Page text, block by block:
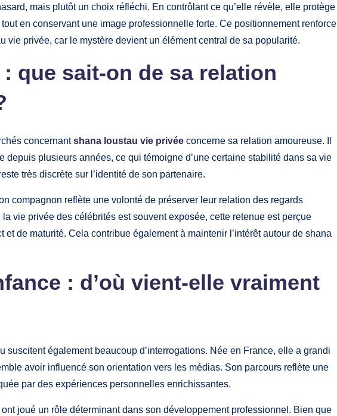
mais plutôt un choix réfléchi. En contrôlant ce qu’elle révèle, elle protège
en conservant une image professionnelle forte. Ce positionnement renforce
vie privée, car le mystère devient un élément central de sa popularité.
que sait-on de sa relation
concernantshana loustau vie privée concerne sa relation amoureuse. Il
depuis plusieurs années, ce qui témoigne d’une certaine stabilité dans sa vie
très discrète sur l’identité de son partenaire.
compagnon reflète une volonté de préserver leur relation des regards
vie privée des célébrités est souvent exposée, cette retenue est perçue
et de maturité. Cela contribue également à maintenir l’intérêt autour de shana
: d’où vient-elle vraiment
suscitent également beaucoup d’interrogations. Née en France, elle a grandi
avoir influencé son orientation vers les médias. Son parcours reflète une
par des expériences personnelles enrichissantes.
joué un rôle déterminant dans son développement professionnel. Bien que